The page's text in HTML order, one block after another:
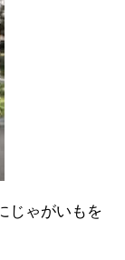
じゃがいもを